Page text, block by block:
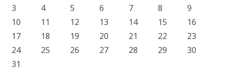
3
4 5 6 7 8
9
10
11 12 13 14 15
16
17
18 19 20 21 22
23
24
25 26 27 28 29
30
31